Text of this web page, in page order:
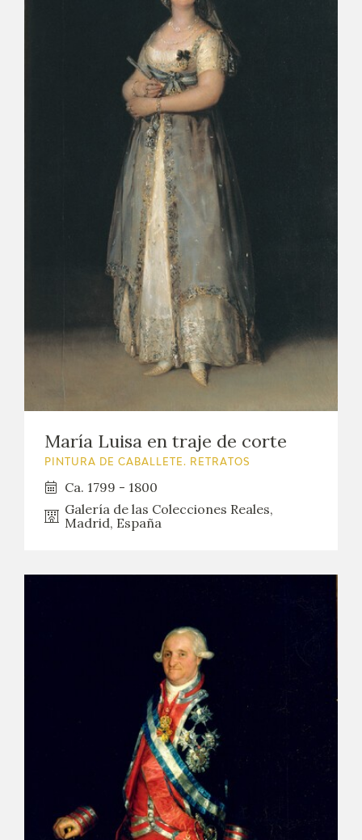
María Luisa en traje de corte
PINTURA DE CABALLETE. RETRATOS
Ca. 1799 - 1800
Galería de las Colecciones Reales,
Madrid, España